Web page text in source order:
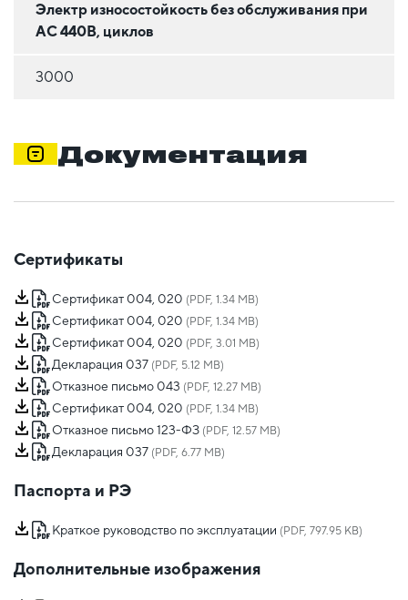
Электр износостойкость без обслуживания при
АС 440В, циклов
3000
Документация
Сертификаты
Сертификат 004, 020 (PDF, 1.34 MB)
Сертификат 004, 020 (PDF, 1.34 MB)
Сертификат 004, 020 (PDF, 3.01 MB)
Декларация 037 (PDF, 5.12 MB)
Отказное письмо 043 (PDF, 12.27 MB)
Сертификат 004, 020 (PDF, 1.34 MB)
Отказное письмо 123-ФЗ (PDF, 12.57 MB)
Декларация 037 (PDF, 6.77 MB)
Паспорта и РЭ
Краткое руководство по эксплуатации (PDF, 797.95 KB)
Дополнительные изображения